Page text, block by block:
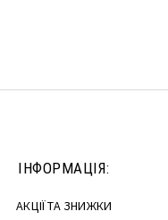
ІНФОРМАЦІЯ:
АКЦІЇ ТА ЗНИЖКИ